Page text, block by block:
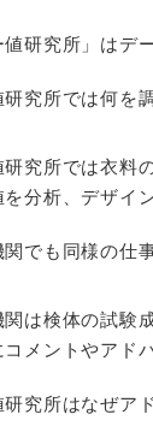
値研究所」はデ
研究所では何を
研究所では衣料
分析、デザイ
でも同様の仕
は検体の試験
メントやアド
研究所はなぜア